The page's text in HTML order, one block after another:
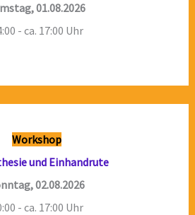
01.08.2026
- ca. 17:00 Uhr
Workshop
und Einhandrute
02.08.2026
- ca. 17:00 Uhr